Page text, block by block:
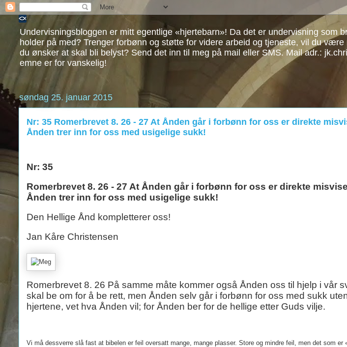
Undervisningsbloggen er mitt egentlige «hjertebarn»! Da det er undervisning som
holder på med? Trenger forbønn og støtte for videre arbeid og tjeneste, vil du
du ønsker at skal bli belyst? Send det inn til meg på mail eller SMS. Mail adr.:
emne er for vanskelig!
søndag 25. januar 2015
Nr: 35 Romerbrevet 8. 26 - 27 At Ånden går i forbønn for oss er direkte
Ånden trer inn for oss med usigelige sukk!
Nr: 35
Romerbrevet 8. 26 - 27 At Ånden går i forbønn for oss er direkte
Ånden trer inn for oss med usigelige sukk!
Den Hellige Ånd kompletterer oss!
Jan Kåre Christensen
Romerbrevet 8. 26 På samme måte kommer også Ånden oss til hjelp i vår
skal be om for å be rett, men Ånden selv går i forbønn for oss med sukk
hjertene, vet hva Ånden vil; for Ånden ber for de hellige etter Guds vilje.
Vi må dessverre slå fast at bibelen er feil oversatt mange, mange plasser. Store og mindre feil, men det som